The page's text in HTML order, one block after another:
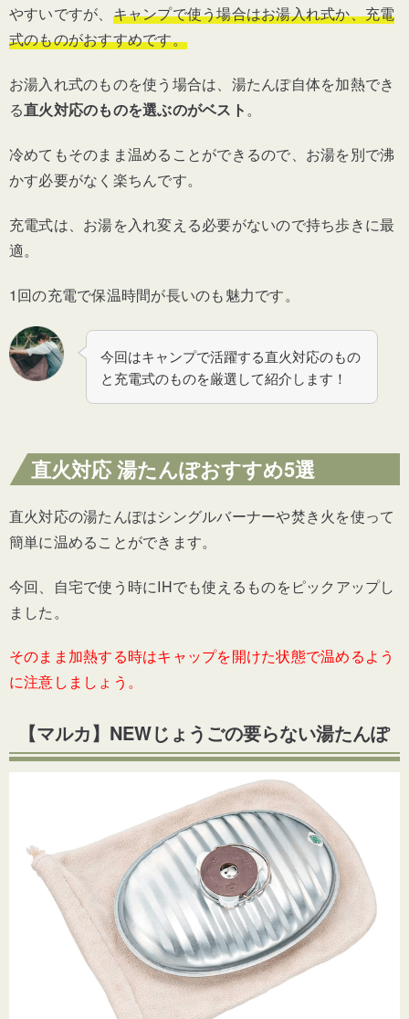
やすいですが、 キャンプで使う場合はお湯入れ式か、充電
式のものがおすすめです。
お湯入れ式のものを使う場合は、湯たんぽ自体を加熱でき
る直火対応のものを選ぶのがベスト。
冷めてもそのまま温めることができるので、お湯を別で沸
かす必要がなく楽ちんです。
充電式は、お湯を入れ変える必要がないので持ち歩きに最
適。
1回の充電で保温時間が長いのも魅力です。
今回はキャンプで活躍する直火対応のもの
と充電式のものを厳選して紹介します！
直火対応 湯たんぽおすすめ5選
直火対応の湯たんぽはシングルバーナーや焚き火を使って
簡単に温めることができます。
今回、自宅で使う時にIHでも使えるものをピックアップし
ました。
そのまま加熱する時はキャップを開けた状態で温めるよう
に注意しましょう。
【マルカ】NEWじょうごの要らない湯たんぽ